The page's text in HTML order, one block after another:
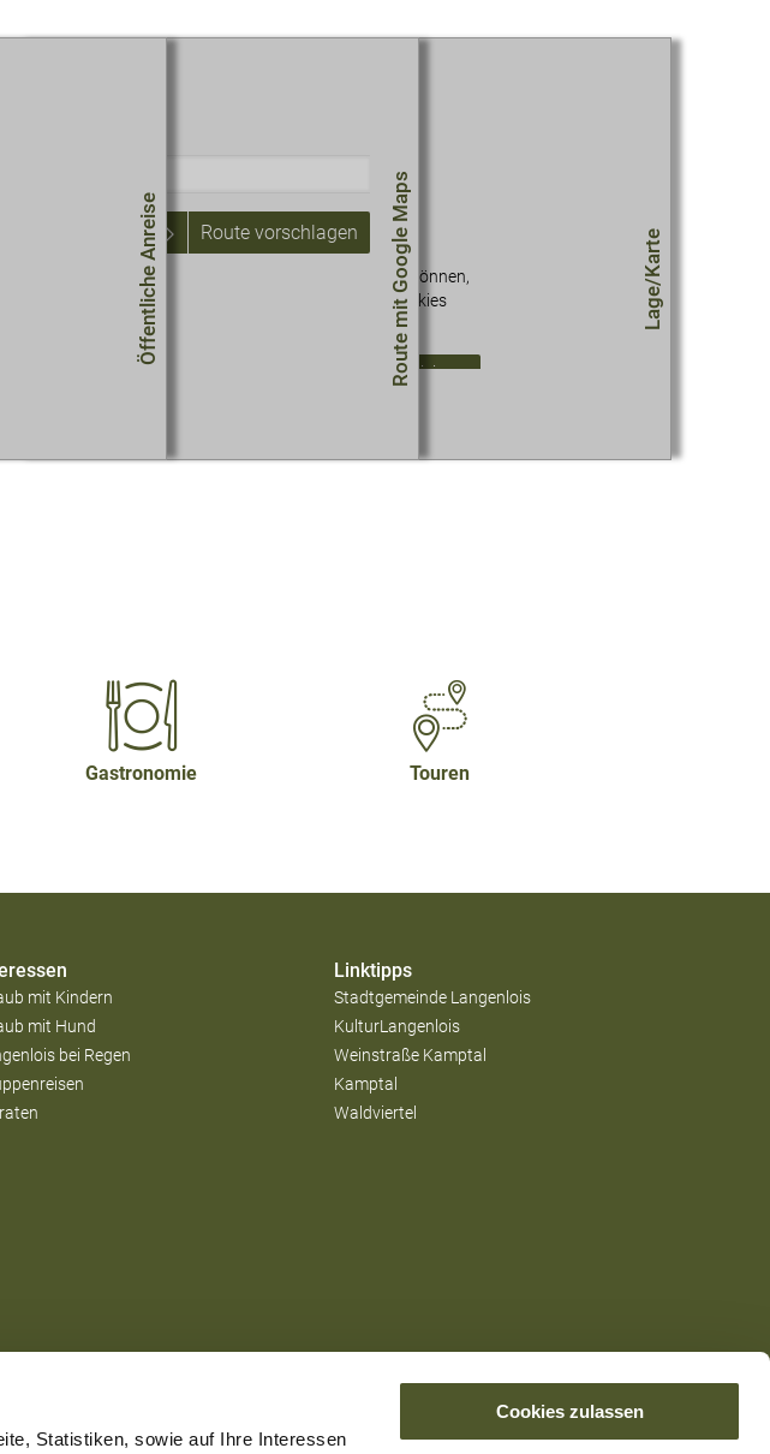
Statistiken, sowie auf Ihre Interessen
Cookies zulassen
Öffentliche Anreise Route mit Google Maps
Route vorschlagen Lage/Karte
Um diesen Inhalt sehen zu können,
müssen Sie unseren Cookies
Cookie-Einstellungen aktualisieren
Gastronomie Touren
mit Kindern
mit Hund
bei Regen
Linktipps
Stadtgemeinde Langenlois
KulturLangenlois
Weinstraße Kamptal
Kamptal
Waldviertel